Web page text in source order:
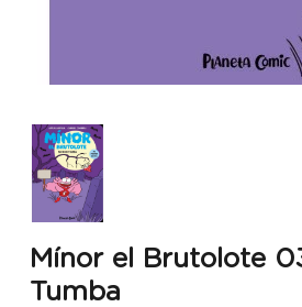
Mínor el Brutolote
Tumba